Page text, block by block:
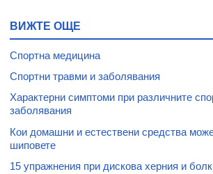
ВИЖТЕ ОЩЕ
Спортна медицина
Спортни травми и заболявания
Характерни симптоми при различните
заболявания
Кои домашни и естествени средства
шиповете
15 упражнения при дискова херния и